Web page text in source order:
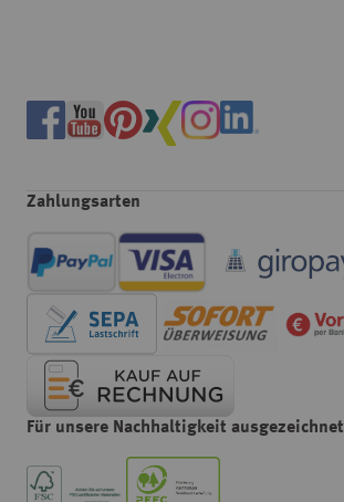
Zahlungsarten
Für unsere Nachhaltigkeit ausgezeichnet